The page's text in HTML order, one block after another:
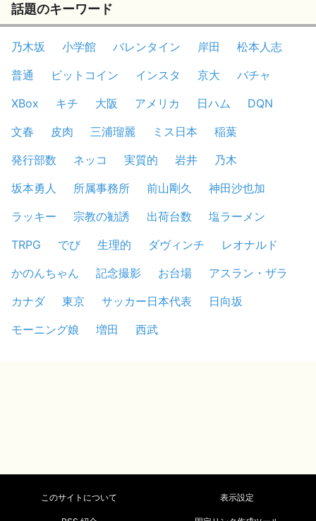
話題のキーワード
乃木坂 小学館 バレンタイン 岸田
松本人志
普通
ビットコイン インスタ 京大
バチャ
XBox
キチ 大阪 アメリカ 日ハム
DQN
文春
皮肉 三浦瑠麗 ミス日本
稲葉
発行部数
ネッコ 実質的 岩井
乃木
坂本勇人
所属事務所 前山剛久
神田沙也加
ラッキー
宗教の勧誘 出荷台数
塩ラーメン
TRPG
でび 生理的 ダヴィンチ
レオナルド
かのんちゃん
記念撮影 お台場
アスラン・ザラ
カナダ
東京 サッカー日本代表
日向坂
モーニング娘
増田 西武
このサイトについて 表示設定